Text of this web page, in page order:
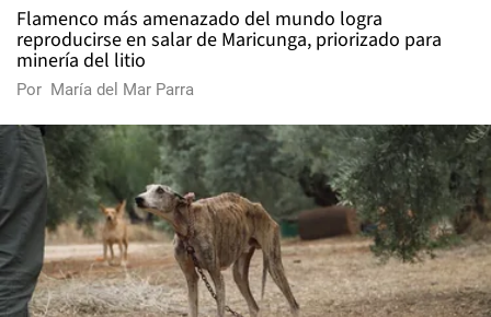
Flamenco más amenazado del mundo logra
reproducirse en salar de Maricunga, priorizado para
minería del litio
Por María del Mar Parra